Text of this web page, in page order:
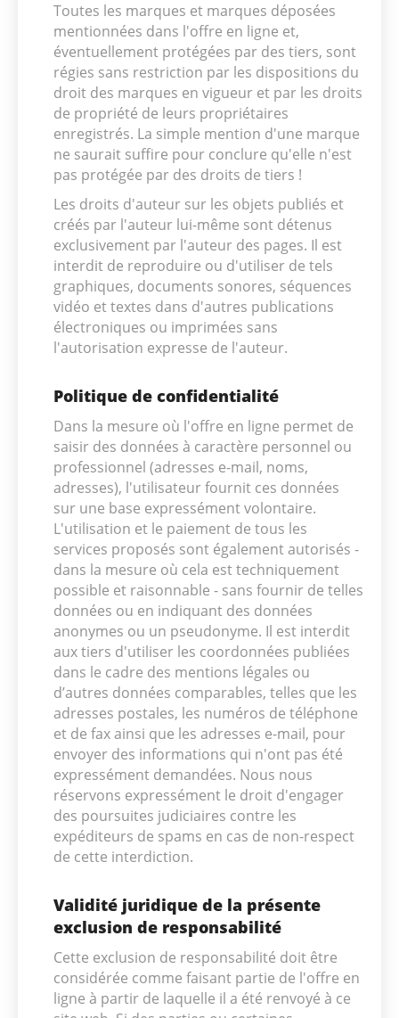
Toutes les marques et marques déposées
mentionnées dans l'offre en ligne et,
éventuellement protégées par des tiers, sont
régies sans restriction par les dispositions du
droit des marques en vigueur et par les droits
de propriété de leurs propriétaires
enregistrés. La simple mention d'une marque
ne saurait suffire pour conclure qu'elle n'est
pas protégée par des droits de tiers !
Les droits d'auteur sur les objets publiés et
créés par l'auteur lui-même sont détenus
exclusivement par l'auteur des pages. Il est
interdit de reproduire ou d'utiliser de tels
graphiques, documents sonores, séquences
vidéo et textes dans d'autres publications
électroniques ou imprimées sans
l'autorisation expresse de l'auteur.
Politique de confidentialité
Dans la mesure où l'offre en ligne permet de
saisir des données à caractère personnel ou
professionnel (adresses e-mail, noms,
adresses), l'utilisateur fournit ces données
sur une base expressément volontaire.
L'utilisation et le paiement de tous les
services proposés sont également autorisés -
dans la mesure où cela est techniquement
possible et raisonnable - sans fournir de telles
données ou en indiquant des données
anonymes ou un pseudonyme. Il est interdit
aux tiers d'utiliser les coordonnées publiées
dans le cadre des mentions légales ou
d’autres données comparables, telles que les
adresses postales, les numéros de téléphone
et de fax ainsi que les adresses e-mail, pour
envoyer des informations qui n'ont pas été
expressément demandées. Nous nous
réservons expressément le droit d'engager
des poursuites judiciaires contre les
expéditeurs de spams en cas de non-respect
de cette interdiction.
Validité juridique de la présente
exclusion de responsabilité
Cette exclusion de responsabilité doit être
considérée comme faisant partie de l'offre en
ligne à partir de laquelle il a été renvoyé à ce